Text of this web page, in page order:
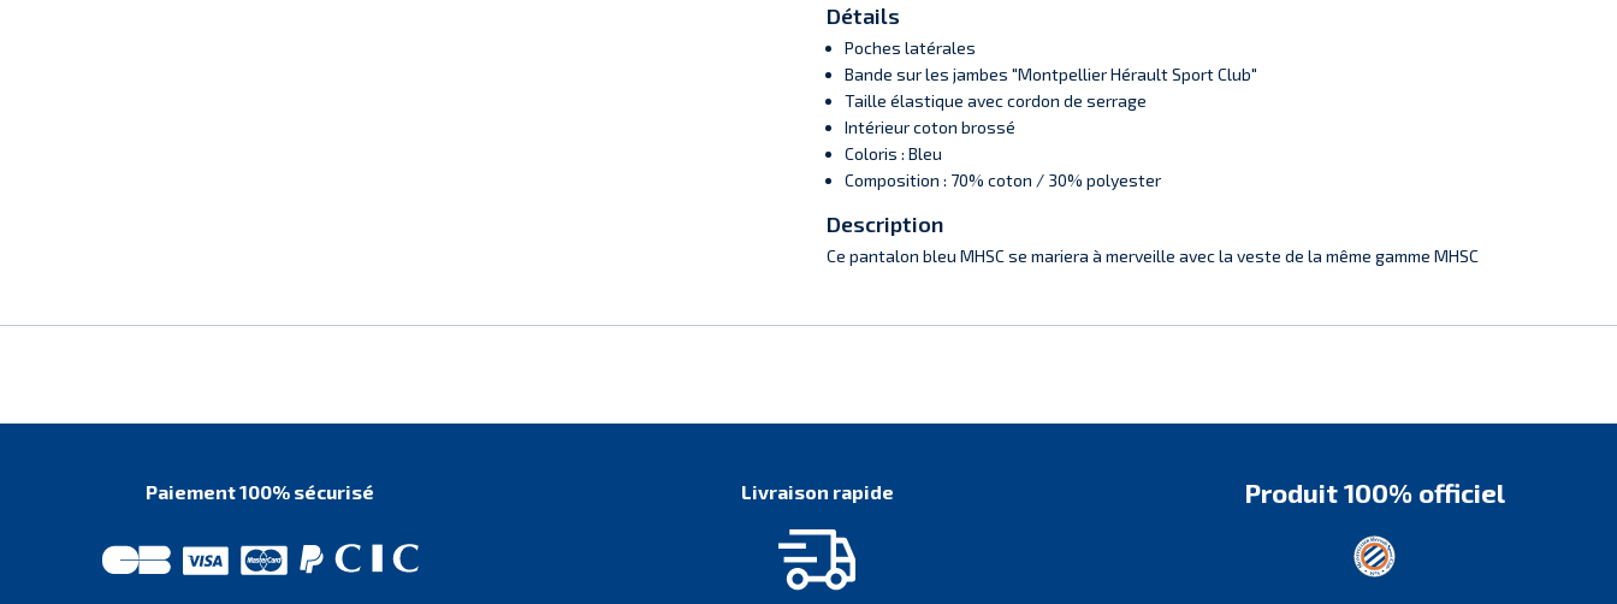
Détails
Poches latérales
Bande sur les jambes "Montpellier Hérault Sport Club"
Taille élastique avec cordon de serrage
Intérieur coton brossé
Coloris : Bleu
Composition : 70% coton / 30% polyester
Description
Ce pantalon bleu MHSC se mariera à merveille avec la veste de la même gamme MHSC
Paiement 100% sécurisé Livraison rapide Produit 100% officiel